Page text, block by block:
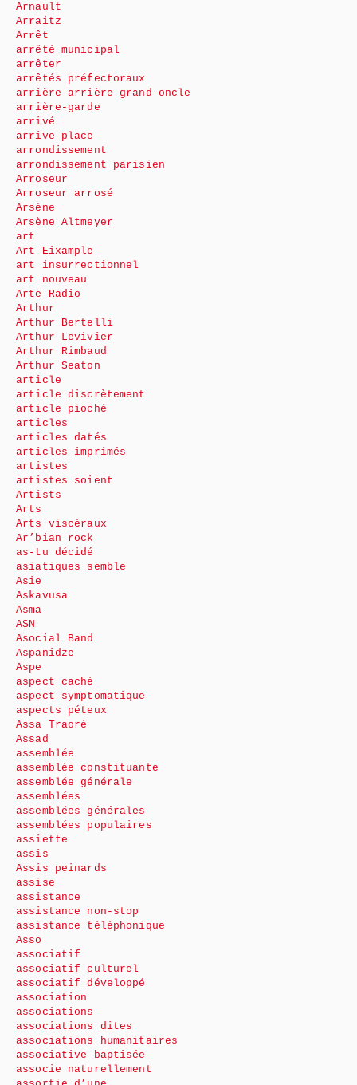
Arnault
Arraitz
Arrêt
arrêté municipal
arrêter
arrêtés préfectoraux
arrière-arrière grand-oncle
arrière-garde
arrivé
arrive place
arrondissement
arrondissement parisien
Arroseur
Arroseur arrosé
Arsène
Arsène Altmeyer
art
Art Eixample
art insurrectionnel
art nouveau
Arte Radio
Arthur
Arthur Bertelli
Arthur Levivier
Arthur Rimbaud
Arthur Seaton
article
article discrètement
article pioché
articles
articles datés
articles imprimés
artistes
artistes soient
Artists
Arts
Arts viscéraux
Ar’bian rock
as-tu décidé
asiatiques semble
Asie
Askavusa
Asma
ASN
Asocial Band
Aspanidze
Aspe
aspect caché
aspect symptomatique
aspects péteux
Assa Traoré
Assad
assemblée
assemblée constituante
assemblée générale
assemblées
assemblées générales
assemblées populaires
assiette
assis
Assis peinards
assise
assistance
assistance non-stop
assistance téléphonique
Asso
associatif
associatif culturel
associatif développé
association
associations
associations dites
associations humanitaires
associative baptisée
associe naturellement